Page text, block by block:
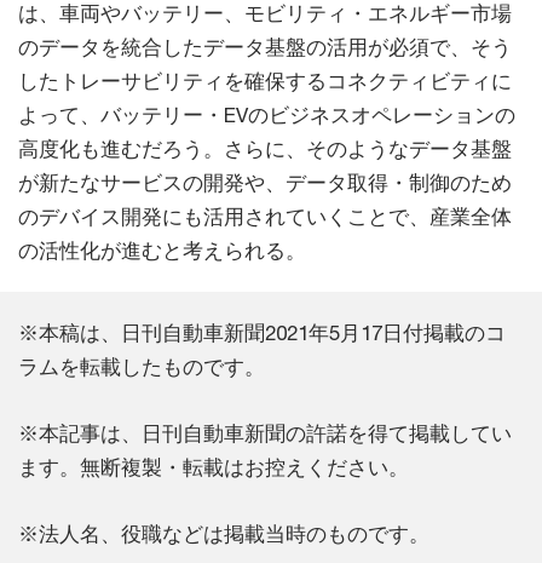
は、車両やバッテリー、モビリティ・エネルギー市場
のデータを統合したデータ基盤の活用が必須で、そう
したトレーサビリティを確保するコネクティビティに
よって、バッテリー・EVのビジネスオペレーションの
高度化も進むだろう。さらに、そのようなデータ基盤
が新たなサービスの開発や、データ取得・制御のため
のデバイス開発にも活用されていくことで、産業全体
の活性化が進むと考えられる。
※本稿は、日刊自動車新聞2021年5月17日付掲載のコ
ラムを転載したものです。
※本記事は、日刊自動車新聞の許諾を得て掲載してい
ます。無断複製・転載はお控えください。
※法人名、役職などは掲載当時のものです。